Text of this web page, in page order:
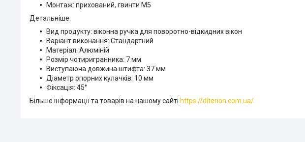
Монтаж: прихований, гвинти M5
Детальніше:
Вид продукту: віконна ручка для поворотно-відкидних вікон
Варіант виконання: Стандартний
Матеріал: Алюміній
Розмір чотиригранника: 7 мм
Виступаюча довжина штифта: 37 мм
Діаметр опорних кулачків: 10 мм
Фіксація: 45°
Більше інформації та товарів на нашому сайті https://diterion.com.ua/